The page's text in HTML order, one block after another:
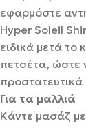
εφαρμόστε
Hyper Soleil
ειδικά μετά το
πετσέτα, ώστε
Για τα μαλλιά
Κάντε μασάζ